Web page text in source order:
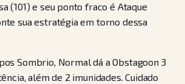
(101) e seu ponto fraco é Ataque
sua estratégia em torno dessa
Sombrio, Normal dá a Obstagoon 3
além de 2 imunidades. Cuidado